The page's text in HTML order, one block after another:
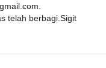
telah berbagi.Sigit